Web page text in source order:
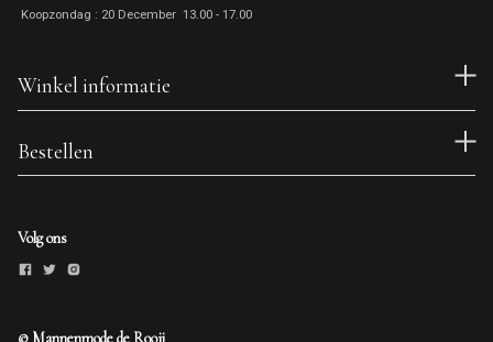
Koopzondag : 20 December 13.00 - 17.00
Winkel informatie
Bestellen
Volg ons